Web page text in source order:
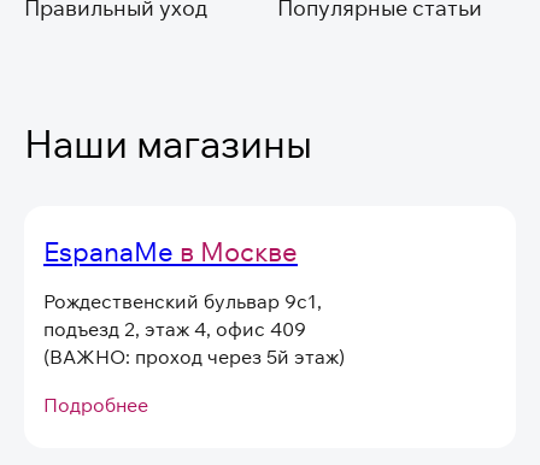
Правильный уход Популярные статьи
Наши магазины
EspanaMe в Москве
Рождественский бульвар 9с1,
подъезд 2, этаж 4, офис 409
(ВАЖНО: проход через 5й этаж)
Подробнее